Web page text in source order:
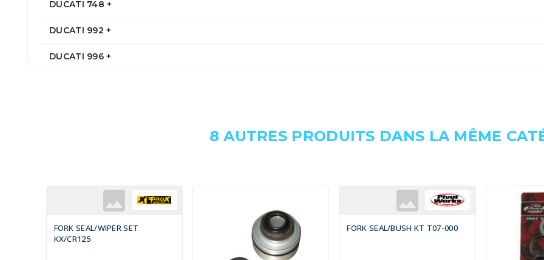
DUCATI 748 +
DUCATI 992 +
DUCATI 996 +
8 AUTRES PRODUITS DANS LA MÊME
FORK SEAL/WIPER SET
KX/CR125
FORK SEAL/BUSH KT T07-000